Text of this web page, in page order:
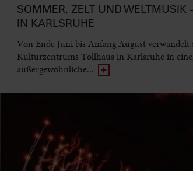
SOMMER, ZELT UND WELTMUSIK
IN KARLSRUHE
Von Ende Juni bis Anfang August verwandelt
Kulturzentrums Tollhaus in Karlsruhe in
außergewöhnliche...